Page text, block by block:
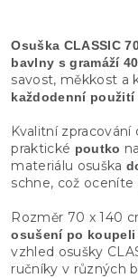
Osuška CLASSIC
bavlny s gramáží
savost, měkkost a
každodenní použití
Kvalitní zpracování
praktické poutko
materiálu osuška
schne, což oceníte
Rozměr 70 x 140
osušení po koupeli
vzhled osušky
ručníky v různých